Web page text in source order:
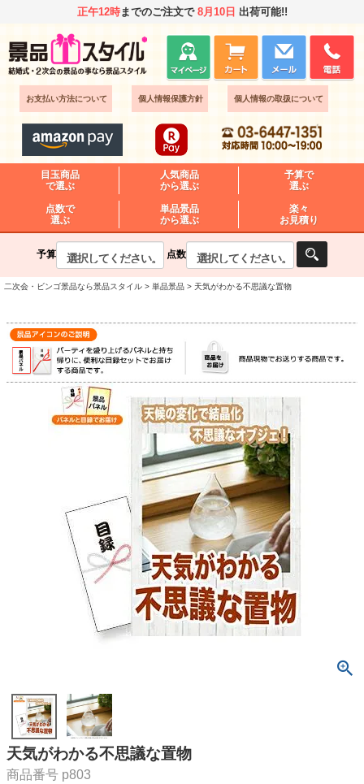
正午12時までのご注文で 8月10日 出荷可能!!
お支払い方法について 個人情報保護方針 個人情報の取扱について
目玉商品
で選ぶ
人気商品
から選ぶ
予算で
選ぶ
点数で
選ぶ
単品景品
から選ぶ
楽々
お見積り
予算 点数
二次会・ビンゴ景品なら景品スタイル 単品景品 天気がわかる不思議な置物
天気がわかる不思議な置物
商品番号 p803